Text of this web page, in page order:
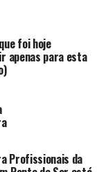
foi hoje
apenas para esta
Profissionais da